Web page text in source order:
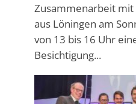
Zusammenarbeit mit
aus Löningen am
von 13 bis 16 Uhr
Besichtigung...